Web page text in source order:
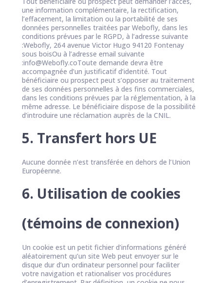
une information complémentaire, la rectification,
l’effacement, la limitation ou la portabilité de ses
données personnelles traitées par Webofly, dans les
conditions prévues par le RGPD, à l’adresse suivante
:Webofly, 264 avenue Victor Hugo 94120 Fontenay
sous boisOu à l’adresse email suivante
:info@Webofly.coToute demande devra être
accompagnée d’un justificatif d’identité. Tout
bénéficiaire ou prospect peut s’opposer au traitement
de ses données personnelles à des fins commerciales,
dans les conditions prévues par la réglementation, à la
même adresse. Le bénéficiaire dispose de la possibilité
d’introduire une réclamation auprès de la CNIL.
5. Transfert hors UE
Aucune donnée n’est transférée en dehors de l’Union
Européenne.
6. Utilisation de cookies
(témoins de connexion)
Un cookie est un petit fichier d’informations généré
aléatoirement qu’un site Web peut envoyer sur le
disque dur d’un ordinateur personnel pour faciliter
votre navigation et rationaliser vos procédures